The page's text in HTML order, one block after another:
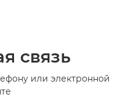
связь
или электронной